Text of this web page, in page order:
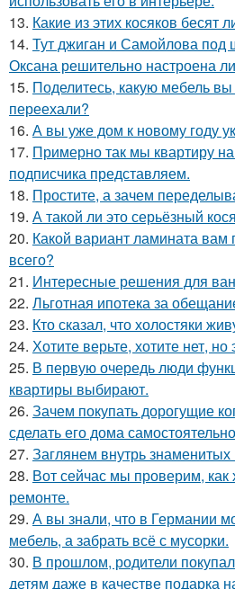
13. Какие из этих косяков бесят
14. Тут джиган и Самойлова под
Оксана решительно настроена
15. Поделитесь, какую мебель вы
переехали?
16. А вы уже дом к новому году
17. Примерно так мы квартиру
подписчика представляем.
18. Простите, а зачем
19. А такой ли это серьёзный
20. Какой вариант ламината
всего?
21. Интересные решения для
22. Льготная ипотека за
23. Кто сказал, что холостяки
24. Хотите верьте, хотите нет,
25. В первую очередь люди
квартиры выбирают.
26. Зачем покупать дорогущие
сделать его дома
27. Заглянем внутрь
28. Вот сейчас мы проверим,
ремонте.
29. А вы знали, что в Германии
мебель, а забрать всё с мусорки.
30. В прошлом, родители
детям даже в качестве подарка